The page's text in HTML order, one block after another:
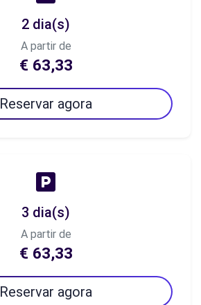
2 dia(s)
A partir de
€ 63,33
Reservar agora
3 dia(s)
A partir de
€ 63,33
Reservar agora